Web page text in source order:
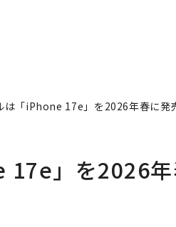
は「iPhone 17e」を2026年春に発
」を2026